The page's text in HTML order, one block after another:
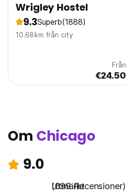
Wrigley Hostel
9.3Superb(1888)
10.68km från city
Från
€24.50
Om Chicago
9.0
Utmärkt
(699 Recensioner)